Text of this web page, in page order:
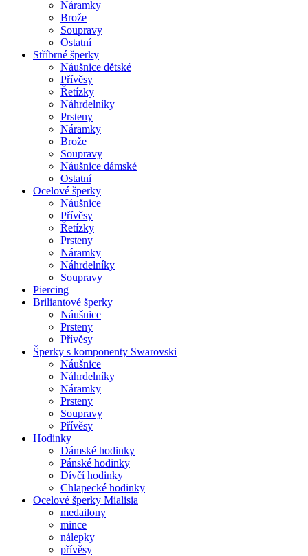
Náramky
Brože
Soupravy
Ostatní
Stříbrné šperky
Náušnice dětské
Přívěsy
Řetízky
Náhrdelníky
Prsteny
Náramky
Brože
Soupravy
Náušnice dámské
Ostatní
Ocelové šperky
Náušnice
Přívěsy
Řetízky
Prsteny
Náramky
Náhrdelníky
Soupravy
Piercing
Briliantové šperky
Náušnice
Prsteny
Přívěsy
Šperky s komponenty Swarovski
Náušnice
Náhrdelníky
Náramky
Prsteny
Soupravy
Přívěsy
Hodinky
Dámské hodinky
Pánské hodinky
Dívčí hodinky
Chlapecké hodinky
Ocelové šperky Mialisia
medailony
mince
nálepky
přívěsy